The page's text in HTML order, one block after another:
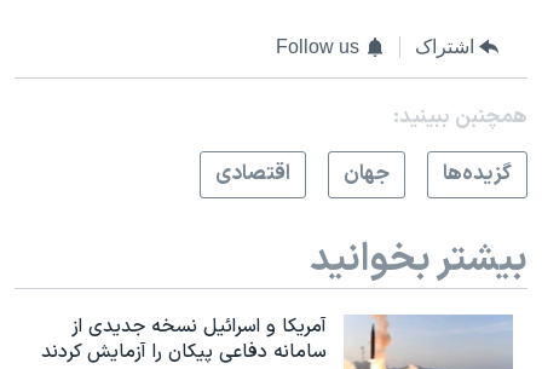
اشتراک Follow us
همچنبن ببینید:
گزيده‌ها
جهان اقتصادی
بیشتر بخوانید
آمریکا و اسرائیل نسخه جدیدی از
سامانه دفاعی پیکان را آزمایش کردند